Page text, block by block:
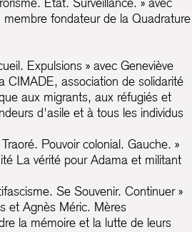
membre fondateur de la Quadrature
Expulsions » avec Geneviève
CIMADE, association de solidarité
aux migrants, aux réfugiés et
d'asile et à tous les individus
Pouvoir colonial. Gauche. »
La vérité pour Adama et militant
Se Souvenir. Continuer »
et Agnès Méric. Mères
la mémoire et la lutte de leurs